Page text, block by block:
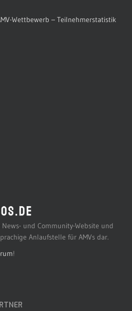
Wettbewerb – Teilnehmerstatistik
News- und Community-Website und
Anlaufstelle für AMVs dar.
!